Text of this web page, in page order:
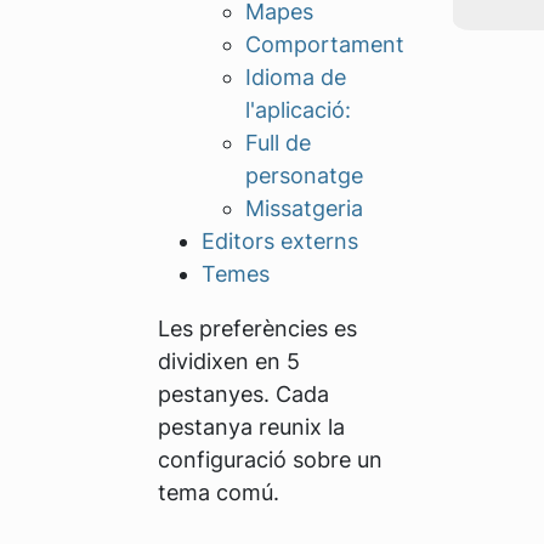
Mapes
Comportament
Idioma de
l'aplicació:
Full de
personatge
Missatgeria
Editors externs
Temes
Les preferències es
dividixen en 5
pestanyes. Cada
pestanya reunix la
configuració sobre un
tema comú.